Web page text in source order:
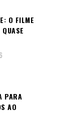
O FILME
PARA
AO